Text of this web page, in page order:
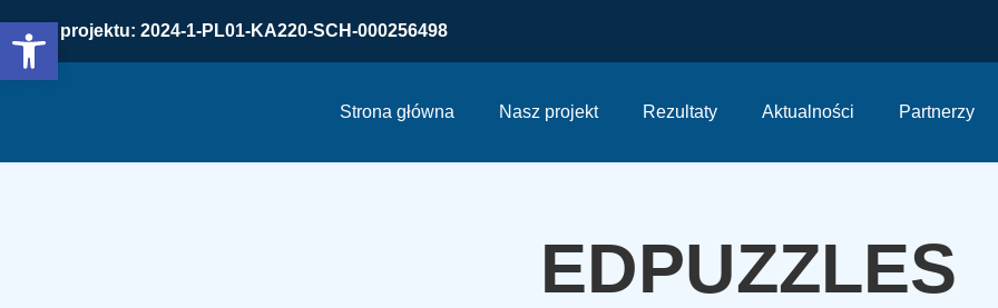
Nr projektu: 2024-1-PL01-KA220-SCH-000256498
Strona główna Nasz projekt Rezultaty Aktualności Partnerzy
EDPUZZLES
Otwórz pasek narzędzi